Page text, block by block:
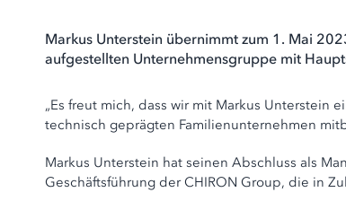
Markus Unterstein übernimmt zum 1. Mai
aufgestellten Unternehmensgruppe mit
„Es freut mich, dass wir mit Markus Unterstein
technisch geprägten Familienunternehmen
Markus Unterstein hat seinen Abschluss als
Geschäftsführung der CHIRON Group, die in